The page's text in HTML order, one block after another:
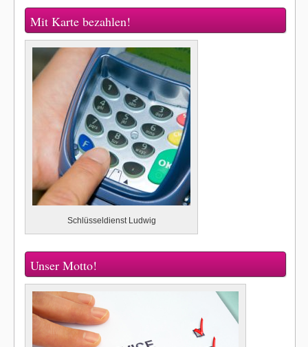
Mit Karte bezahlen!
Schlüsseldienst Ludwig
Unser Motto!